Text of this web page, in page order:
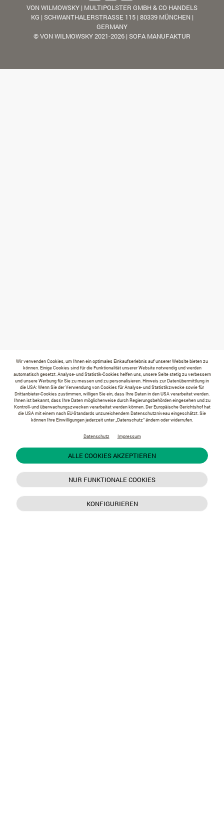
VON WILMOWSKY | MULTIPOLSTER GMBH & CO HANDELS
KG | SCHWANTHALERSTRASSE 115 | 80339 MÜNCHEN |
GERMANY
© VON WILMOWSKY 2021-2026 | SOFA MANUFAKTUR
Wir verwenden Cookies, um Ihnen ein optimales Einkaufserlebnis auf unserer Website bieten zu
können. Einige Cookies sind für die Funktionalität unserer Website notwendig und werden
automatisch gesetzt. Analyse- und Statistik-Cookies helfen uns, unsere Seite stetig zu verbessern
und unsere Werbung für Sie zu messen und zu personalisieren. Hinweis zur Datenübermittlung in
die USA: Wenn Sie der Verwendung von Cookies für Analyse- und Statistikzwecke sowie für
Drittanbieter-Cookies zustimmen, willigen Sie ein, dass Ihre Daten in den USA verarbeitet werden.
Ihnen ist bekannt, dass Ihre Daten möglicherweise durch Regierungsbehörden eingesehen und zu
Kontroll- und überwachungszwecken verarbeitet werden können. Der Europäische Gerichtshof hat
die USA mit einem nach EU-Standards unzureichendem Datenschutzniveau eingeschätzt. Sie
können Ihre Einwilligungen jederzeit unter „Datenschutz“ ändern oder widerrufen.
Datenschutz Impressum
ALLE COOKIES AKZEPTIEREN
NUR FUNKTIONALE COOKIES
KONFIGURIEREN